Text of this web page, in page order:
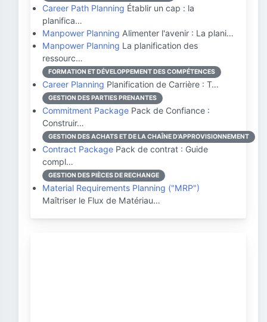
Career Path Planning Établir un cap : la
planifica…
Manpower Planning Alimenter l'avenir : La plani…
Manpower Planning La planification des
ressourc…
FORMATION ET DÉVELOPPEMENT DES COMPÉTENCES
Career Planning Planification de Carrière : T…
GESTION DES PARTIES PRENANTES
Commitment Package Pack de Confiance :
Construir…
GESTION DES ACHATS ET DE LA CHAÎNE D'APPROVISIONNEMENT
Contract Package Pack de contrat : Guide
compl…
GESTION DES PIÈCES DE RECHANGE
Material Requirements Planning ("MRP")
Maîtriser le Flux de Matériau…